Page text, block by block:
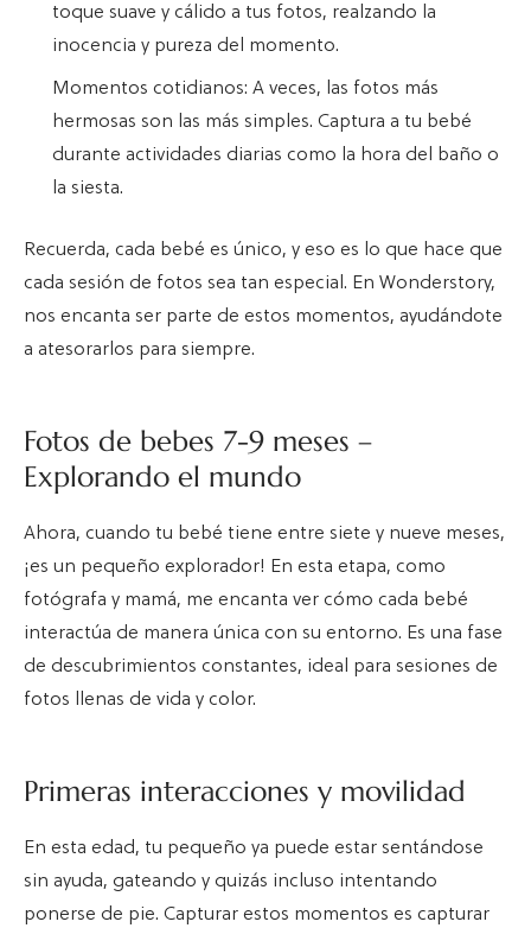
toque suave y cálido a tus fotos, realzando la
inocencia y pureza del momento.
Momentos cotidianos: A veces, las fotos más
hermosas son las más simples. Captura a tu bebé
durante actividades diarias como la hora del baño o
la siesta.
Recuerda, cada bebé es único, y eso es lo que hace que
cada sesión de fotos sea tan especial. En Wonderstory,
nos encanta ser parte de estos momentos, ayudándote
a atesorarlos para siempre.
Fotos de bebes 7-9 meses –
Explorando el mundo
Ahora, cuando tu bebé tiene entre siete y nueve meses,
¡es un pequeño explorador! En esta etapa, como
fotógrafa y mamá, me encanta ver cómo cada bebé
interactúa de manera única con su entorno. Es una fase
de descubrimientos constantes, ideal para sesiones de
fotos llenas de vida y color.
Primeras interacciones y movilidad
En esta edad, tu pequeño ya puede estar sentándose
sin ayuda, gateando y quizás incluso intentando
ponerse de pie. Capturar estos momentos es capturar